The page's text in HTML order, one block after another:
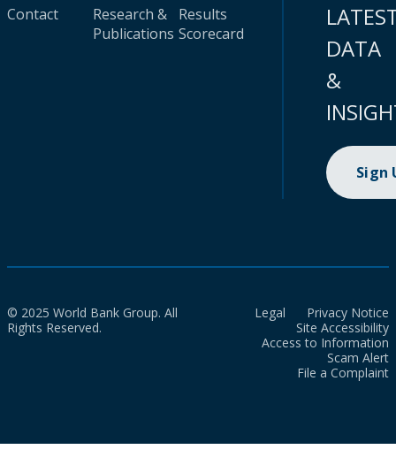
Contact
Research &
Publications
Results
Scorecard
DATA
&
Sign
© 2025 World Bank Group. All
Rights Reserved.
Legal
Privacy Notice
Site Accessibility
Access to Information
Scam Alert
File a Complaint